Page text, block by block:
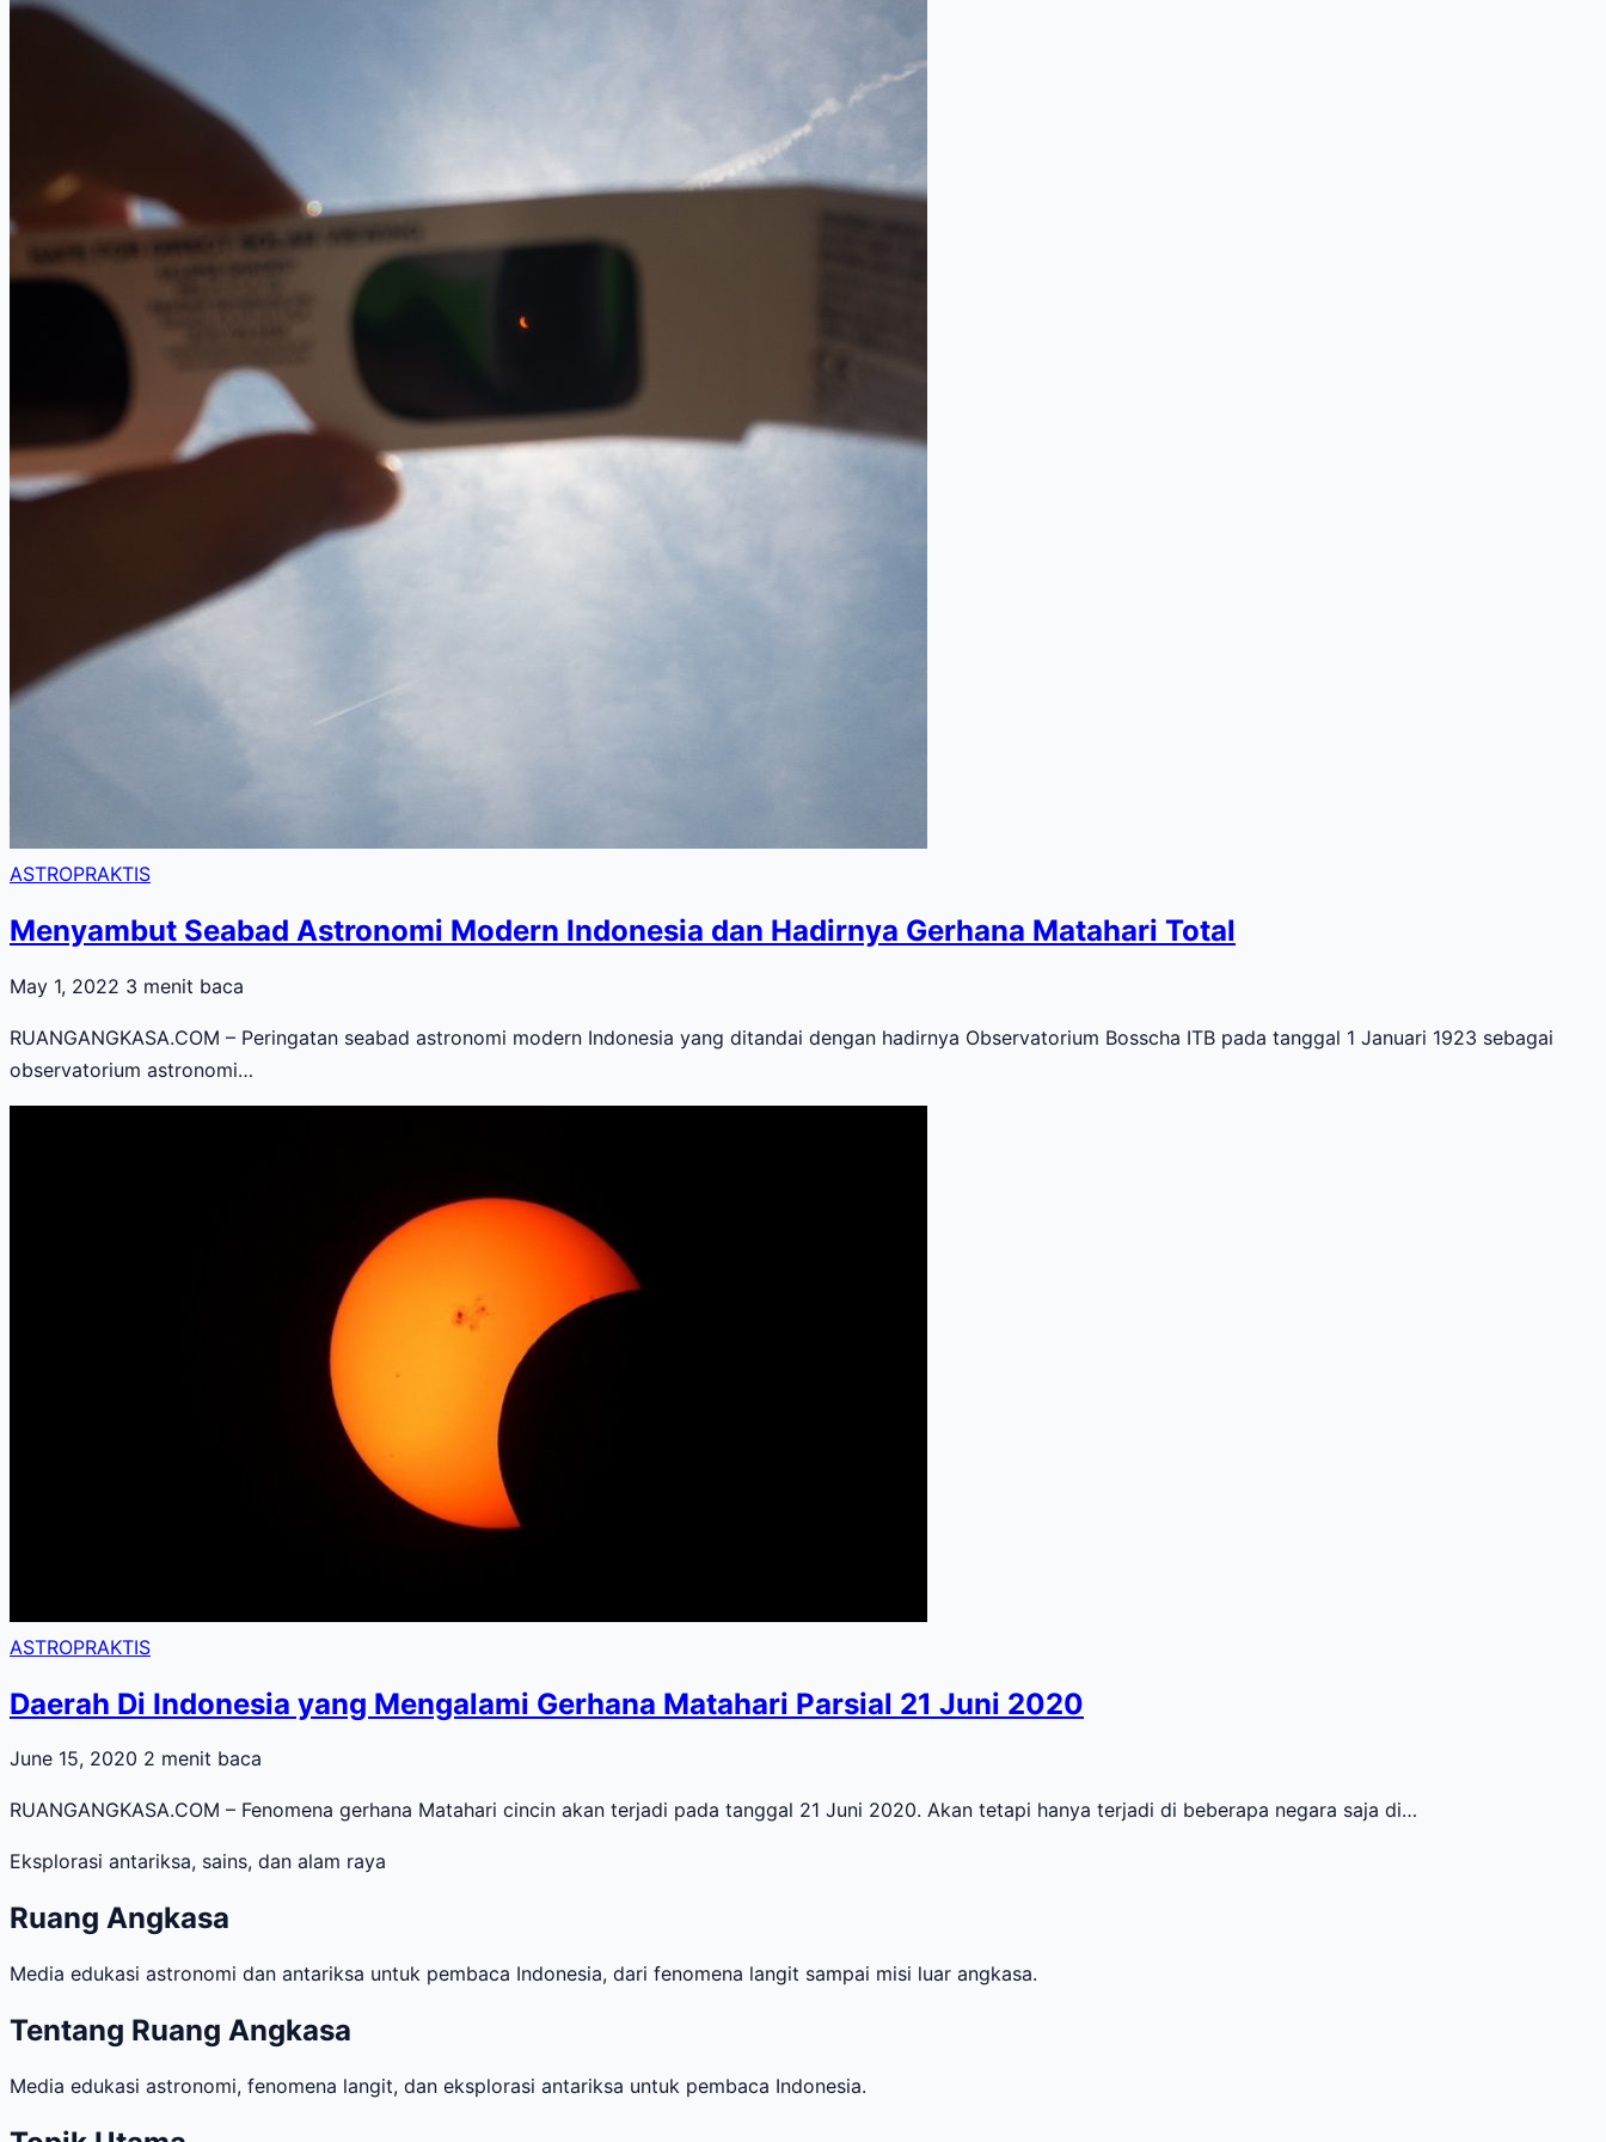
ASTROPRAKTIS
Menyambut Seabad Astronomi Modern Indonesia dan Hadirnya Gerhana Matahari Total
May 1, 2022 3 menit baca
RUANGANGKASA.COM – Peringatan seabad astronomi modern Indonesia yang ditandai dengan hadirnya Observatorium Bosscha ITB pada tanggal 1 Januari 1923 sebagai
observatorium astronomi…
ASTROPRAKTIS
Daerah Di Indonesia yang Mengalami Gerhana Matahari Parsial 21 Juni 2020
June 15, 2020 2 menit baca
RUANGANGKASA.COM – Fenomena gerhana Matahari cincin akan terjadi pada tanggal 21 Juni 2020. Akan tetapi hanya terjadi di beberapa negara saja di…
Eksplorasi antariksa, sains, dan alam raya
Ruang Angkasa
Media edukasi astronomi dan antariksa untuk pembaca Indonesia, dari fenomena langit sampai misi luar angkasa.
Tentang Ruang Angkasa
Media edukasi astronomi, fenomena langit, dan eksplorasi antariksa untuk pembaca Indonesia.